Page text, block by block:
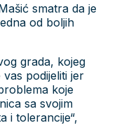
smatra da je
od boljih
grada, kojeg
vas podijeliti jer
koje
sa svojim
i tolerancije“,